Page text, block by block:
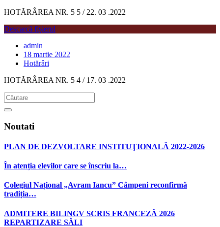
HOTĂRÂREA NR. 5 5 / 22. 03 .2022
Descarcă fișierul
admin
18 martie 2022
Hotărâri
HOTĂRÂREA NR. 5 4 / 17. 03 .2022
Noutati
PLAN DE DEZVOLTARE INSTITUŢIONALĂ 2022-2026
În atenția elevilor care se înscriu la…
Colegiul Național „Avram Iancu” Câmpeni reconfirmă
tradiția…
ADMITERE BILINGV SCRIS FRANCEZĂ 2026
REPARTIZARE SĂLI